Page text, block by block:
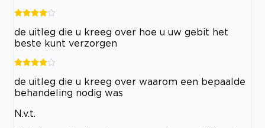
de uitleg die u kreeg over hoe u uw gebit het
beste kunt verzorgen
de uitleg die u kreeg over waarom een bepaalde
behandeling nodig was
N.v.t.